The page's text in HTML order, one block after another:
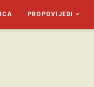
PROPOVIJEDI